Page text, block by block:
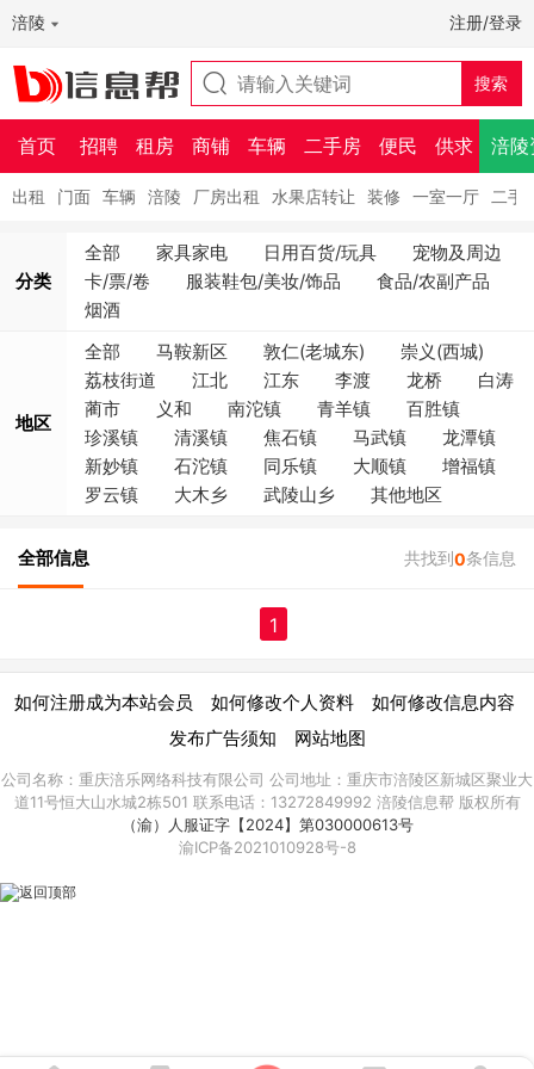
涪陵 注册/登录
首页 招聘 租房 商铺 车辆 二手房 便民 供求 涪陵
出租 门面 车辆 涪陵 厂房出租 水果店转让 装修 一室一厅 二手
分类
全部 家具家电 日用百货/玩具
宠物及周边
卡/票/卷
服装鞋包/美妆/饰品
食品/农副产品
烟酒
地区
全部 马鞍新区 敦仁(老城东)
崇义(西城)
荔枝街道
江北 江东 李渡 龙桥
白涛
蔺市
义和 南沱镇 青羊镇
百胜镇
珍溪镇
清溪镇 焦石镇 马武镇
龙潭镇
新妙镇
石沱镇 同乐镇 大顺镇
增福镇
罗云镇
大木乡 武陵山乡 其他地区
全部信息 共找到0条信息
1
如何注册成为本站会员 如何修改个人资料 如何修改信息内容
发布广告须知
网站地图
公司名称：重庆涪乐网络科技有限公司 公司地址：重庆市涪陵区新城区聚业大
道11号恒大山水城2栋501 联系电话：13272849992 涪陵信息帮 版权所有
（渝）人服证字【2024】第030000613号
渝ICP备2021010928号-8